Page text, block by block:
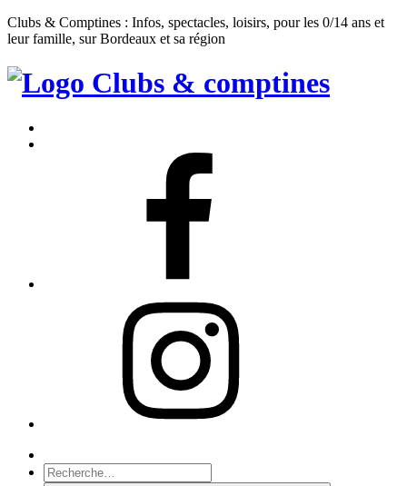
Clubs & Comptines : Infos, spectacles, loisirs, pour les 0/14 ans et
leur famille, sur Bordeaux et sa région
Clubs
Comptines
Recherche